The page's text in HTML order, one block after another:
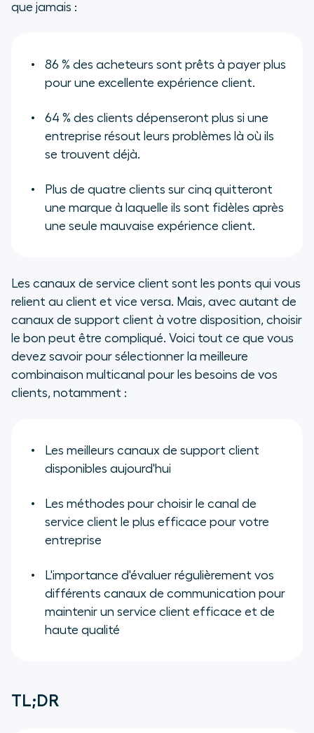
Fournir des canaux de service
client efficaces, efficients et
Questions fréquemment posées
que jamais :
86 % des acheteurs sont prêts à payer plus
pour une excellente expérience client.
64 % des clients dépenseront plus si une
entreprise résout leurs problèmes là où ils
se trouvent déjà.
Plus de quatre clients sur cinq quitteront
une marque à laquelle ils sont fidèles après
une seule mauvaise expérience client.
Les canaux de service client sont les ponts qui vous
relient au client et vice versa. Mais, avec autant de
canaux de support client à votre disposition, choisir
le bon peut être compliqué. Voici tout ce que vous
devez savoir pour sélectionner la meilleure
combinaison multicanal pour les besoins de vos
clients, notamment :
Les meilleurs canaux de support client
disponibles aujourd'hui
Les méthodes pour choisir le canal de
service client le plus efficace pour votre
entreprise
L'importance d'évaluer régulièrement vos
différents canaux de communication pour
maintenir un service client efficace et de
haute qualité
TL;DR